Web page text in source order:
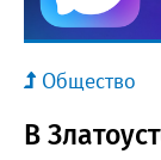
Общество
В